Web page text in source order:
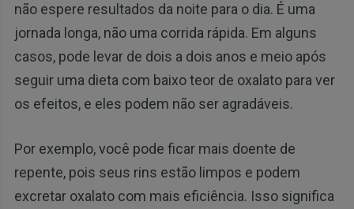
não espere resultados da noite para o dia. É uma
jornada longa, não uma corrida rápida. Em alguns
casos, pode levar de dois a dois anos e meio após
seguir uma dieta com baixo teor de oxalato para ver
os efeitos, e eles podem não ser agradáveis.
Por exemplo, você pode ficar mais doente de
repente, pois seus rins estão limpos e podem
excretar oxalato com mais eficiência. Isso significa